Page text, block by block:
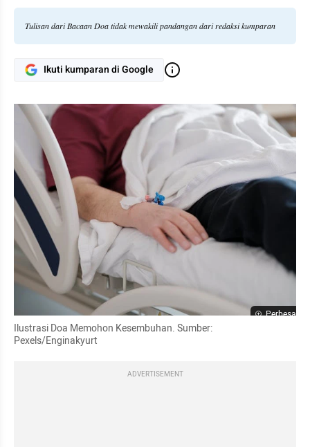
Tulisan dari Bacaan Doa tidak mewakili pandangan dari redaksi kumparan
Ikuti kumparan di Google
Perbesar
Ilustrasi Doa Memohon Kesembuhan. Sumber:
Pexels/Enginakyurt
ADVERTISEMENT